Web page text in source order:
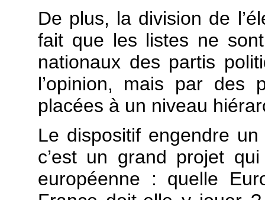
De plus, la division de
fait que les listes ne
nationaux des partis
l’opinion, mais par des
placées à un niveau
Le dispositif engendre
c’est un grand projet
européenne : quelle